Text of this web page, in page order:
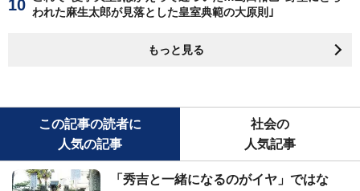
われた麻生太郎が見落とした皇室典範の大原則｣
もっと見る
この記事の読者に
人気の記事
社会の
人気記事
「秀吉と一緒になるのがイヤ」ではな